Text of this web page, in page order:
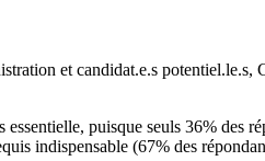
et candidat.e.s
essentielle, puisque seuls 36%
indispensable (67% des